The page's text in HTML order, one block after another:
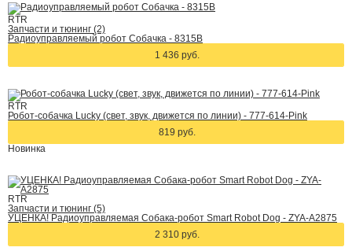
RTR
Запчасти и тюнинг (2)
Радиоуправляемый робот Собачка - 8315B
1 436 руб.
RTR
Робот-собачка Lucky (cвет, звук, движется по линии) - 777-614-Pink
819 руб.
Новинка
RTR
Запчасти и тюнинг (5)
УЦЕНКА! Радиоуправляемая Собака-робот Smart Robot Dog - ZYA-A2875
2 310 руб.